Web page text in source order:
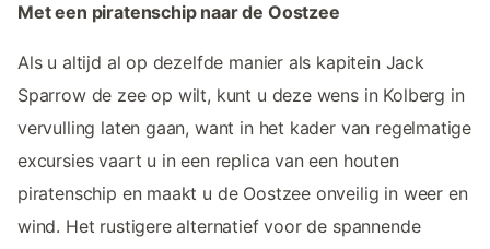
Met een piratenschip naar de Oostzee
Als u altijd al op dezelfde manier als kapitein Jack
Sparrow de zee op wilt, kunt u deze wens in Kolberg in
vervulling laten gaan, want in het kader van regelmatige
excursies vaart u in een replica van een houten
piratenschip en maakt u de Oostzee onveilig in weer en
wind. Het rustigere alternatief voor de spannende